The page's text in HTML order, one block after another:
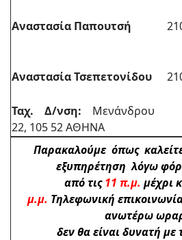
Αναστασία Παπουτσή
Αναστασία Τσεπετονίδου
Ταχ. Δ/νση: Μενάνδρου
22, 105 52 ΑΘΗΝΑ
Παρακαλούμε όπως
εξυπηρέτηση λόγω
από τις11 π.μ. μέχρι
μ.μ. Τηλεφωνική
ανωτέρω
δεν θα είναι δυνατή με